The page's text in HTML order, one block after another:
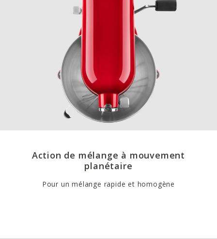
Action de mélange à mouvement
planétaire
Pour un mélange rapide et homogène